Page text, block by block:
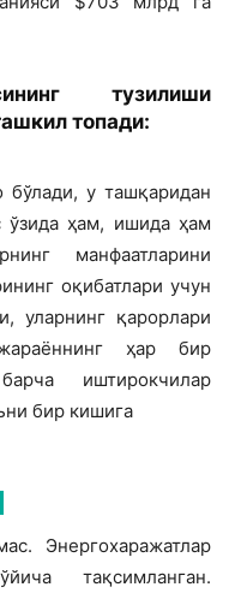
тузилиши
топади:
у ташқаридан
ўзида ҳам, ишида ҳам
манфаатларини
оқибатлари учун
уларнинг қарорлари
ҳар бир
иштирокчилар
бир кишига
Энергохаражатлар
тақсимланган.